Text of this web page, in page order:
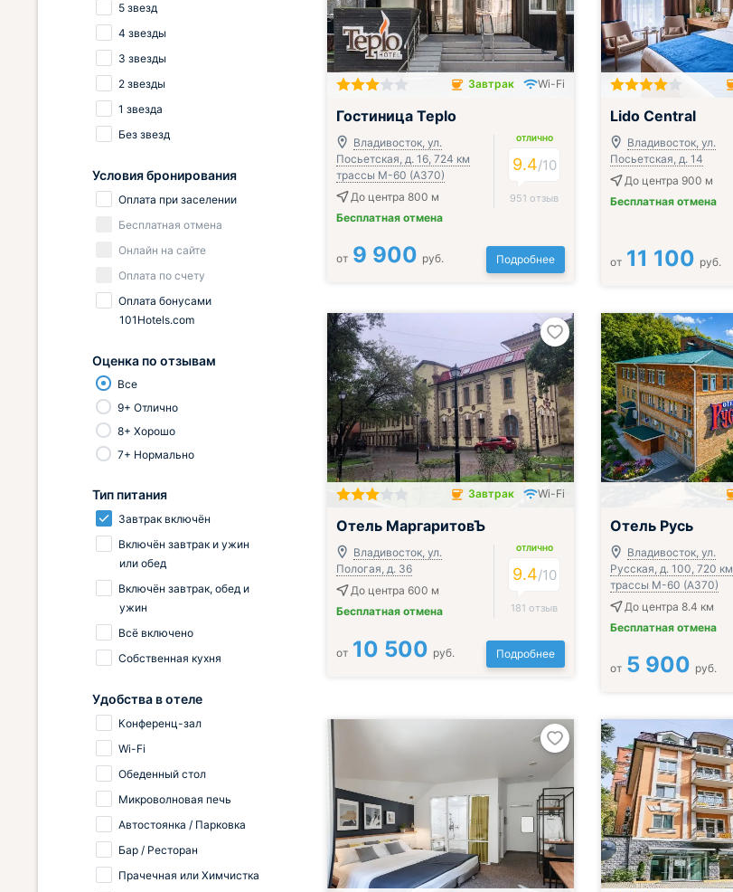
Завтрак включён
Завтрак Wi-Fi
Гостиница Teplo
Владивосток, ул.
Посьетская, д. 16, 724 км
трассы М-60 (А370)
До центра 800 м
Бесплатная отмена
ОТЛИЧНО
9.4/10
951 отзыв
от 9 900 руб. Подробнее
Завтрак включён
Lido Central
Владивосток, ул.
Посьетская, д. 14
До центра 900 м
Бесплатная отмена
от 11 100 руб.
Завтрак включён
Завтрак Wi-Fi
Отель МаргаритовЪ
Владивосток, ул.
Пологая, д. 36
До центра 600 м
Бесплатная отмена
ОТЛИЧНО
9.4/10
181 отзыв
от 10 500 руб. Подробнее
Завтрак включён
Отель Русь
Владивосток, ул.
Русская, д. 100, 720 км
трассы М-60 (А370)
До центра 8.4 км
Бесплатная отмена
от 5 900 руб.
5 звезд
4 звезды
3 звезды
2 звезды
1 звезда
Без звезд
Условия бронирования
Оплата при заселении
Бесплатная отмена
Онлайн на сайте
Оплата по счету
Оплата бонусами
101Hotels.com
Оценка по отзывам
Все
9+ Отлично
8+ Хорошо
7+ Нормально
Тип питания
Завтрак включён
Включён завтрак и ужин
или обед
Включён завтрак, обед и
ужин
Всё включено
Собственная кухня
Удобства в отеле
Конференц-зал
Wi-Fi
Обеденный стол
Микроволновая печь
Автостоянка / Парковка
Бар / Ресторан
Прачечная или Химчистка